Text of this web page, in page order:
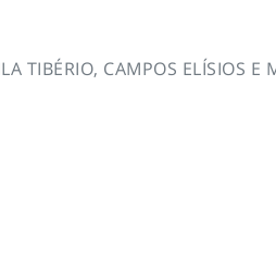
TIBÉRIO, CAMPOS ELÍSIOS E